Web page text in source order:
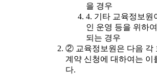
을 경우
4. 기타 교육정보원
인 운영 등을 위하
되는 경우
② 교육정보원은 다음 각
계약 신청에 대하여는 이
다.